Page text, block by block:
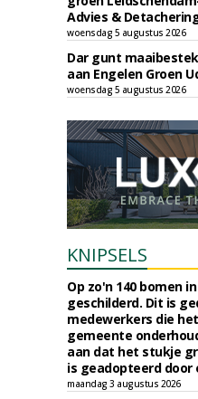
Advies &
woensdag 5 augustus 2026
Dar gunt
aan Engelen Groen
woensdag 5 augustus 2026
KNIPSELS
Op zo'n 140 bomen
geschilderd. Dit is
medewerkers die
gemeente
aan dat het stukje
is geadopteerd door
maandag 3 augustus 2026